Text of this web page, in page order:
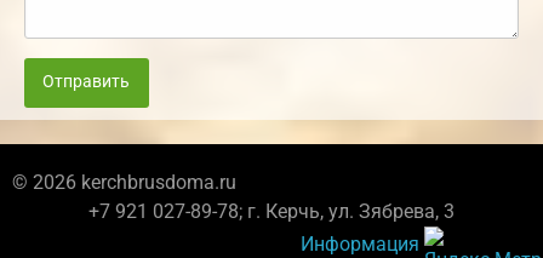
Отправить
© 2026 kerchbrusdoma.ru
+7 921 027-89-78; г. Керчь, ул. Зябрева, 3
Информация